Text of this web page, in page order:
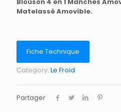
Blouson 4 en 1 Manches
Matelassé Amovible.
Fiche Technique
Category: Le Froid
Partager